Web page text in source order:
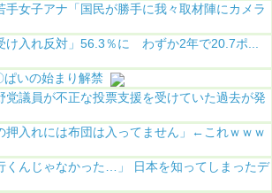
手女子アナ「国民が勝手に我々取材陣にカメラ
け入れ反対」56.3％に わずか2年で20.7ポ...
ぱいの始まり解禁
党議員が不正な投票支援を受けていた過去が発
押入れには布団は入ってません」←これｗｗｗ
くんじゃなかった…」 日本を知ってしまったデ